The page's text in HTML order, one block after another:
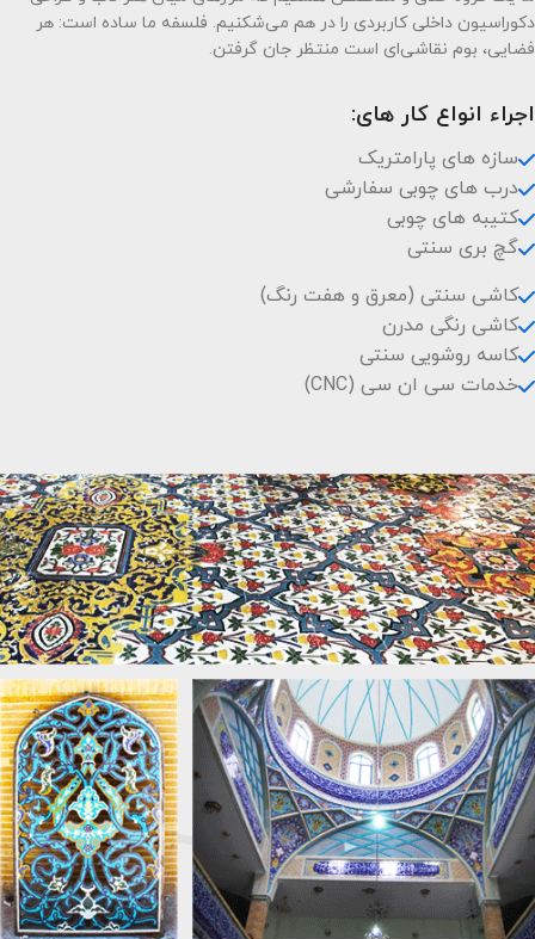
دکوراسیون داخلی کاربردی را در هم می‌شکنیم. فلسفه ما ساده است: هر
فضایی، بوم نقاشی‌ای است منتظر جان گرفتن.
اجراء انواع کار های:
سازه های پارامتریک
درب های چوبی سفارشی
کتیبه های چوبی
گچ بری سنتی
کاشی سنتی (معرق و هفت رنگ)
کاشی رنگی مدرن
کاسه روشویی سنتی
خدمات سی ان سی (CNC)